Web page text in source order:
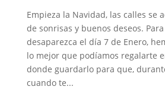
Empieza la Navidad, las calles se
de sonrisas y buenos deseos.
desaparezca el día 7 de Enero,
lo mejor que podíamos regalarte
donde guardarlo para que,
cuando te...